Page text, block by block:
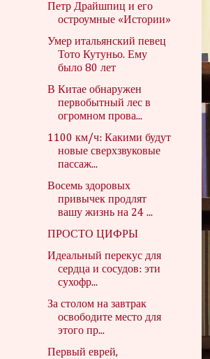
Петр Драйшпиц и его
остроумные «Истории»
Умер итальянский певец
Тото Кутуньо. Ему
было 80 лет
В Китае обнаружен
первобытный лес в
огромном прова...
1100 км/ч: Какими будут
новые сверхзвуковые
пассаж...
Восемь здоровых
привычек продлят
вашу жизнь на 24 ...
ПРОСТО ЦИФРЫ
Идеальный перекус для
сердца и сосудов: эти
сухофр...
За столом на завтрак
освободите место для
этого пр...
Первый еврей,